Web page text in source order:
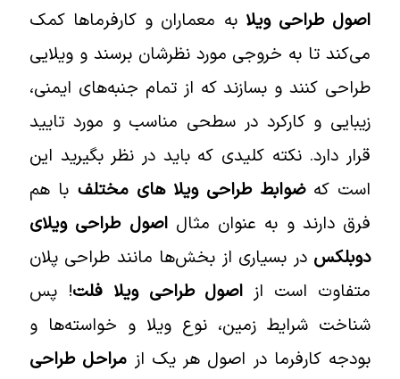
اصول طراحی ویلابه معماران و کارفرماها کمک
می‌کند تا به خروجی مورد نظرشان برسند و ویلایی
طراحی کنند و بسازند که از تمام جنبه‌های ایمنی،
زیبایی و کارکرد در سطحی مناسب و مورد تایید
قرار دارد. نکته کلیدی که باید در نظر بگیرید این
است که ضوابط طراحی ویلا های مختلفبا هم
فرق دارند و به عنوان مثالاصول طراحی ویلای
دوبلکسدر بسیاری از بخش‌ها مانند طراحی پلان
متفاوت است ازاصول طراحی ویلا فلت! پس
شناخت شرایط زمین، نوع ویلا و خواسته‌ها و
بودجه کارفرما در اصول هر یک ازمراحل طراحی